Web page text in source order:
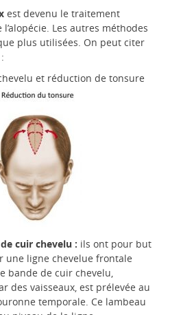
est devenu le traitement
Les autres méthodes
plus utilisées. On peut citer
et réduction de tonsure
cuir chevelu : ils ont pour but
une ligne chevelue frontale
bande de cuir chevelu,
des vaisseaux, est prélevée au
temporale. Ce lambeau